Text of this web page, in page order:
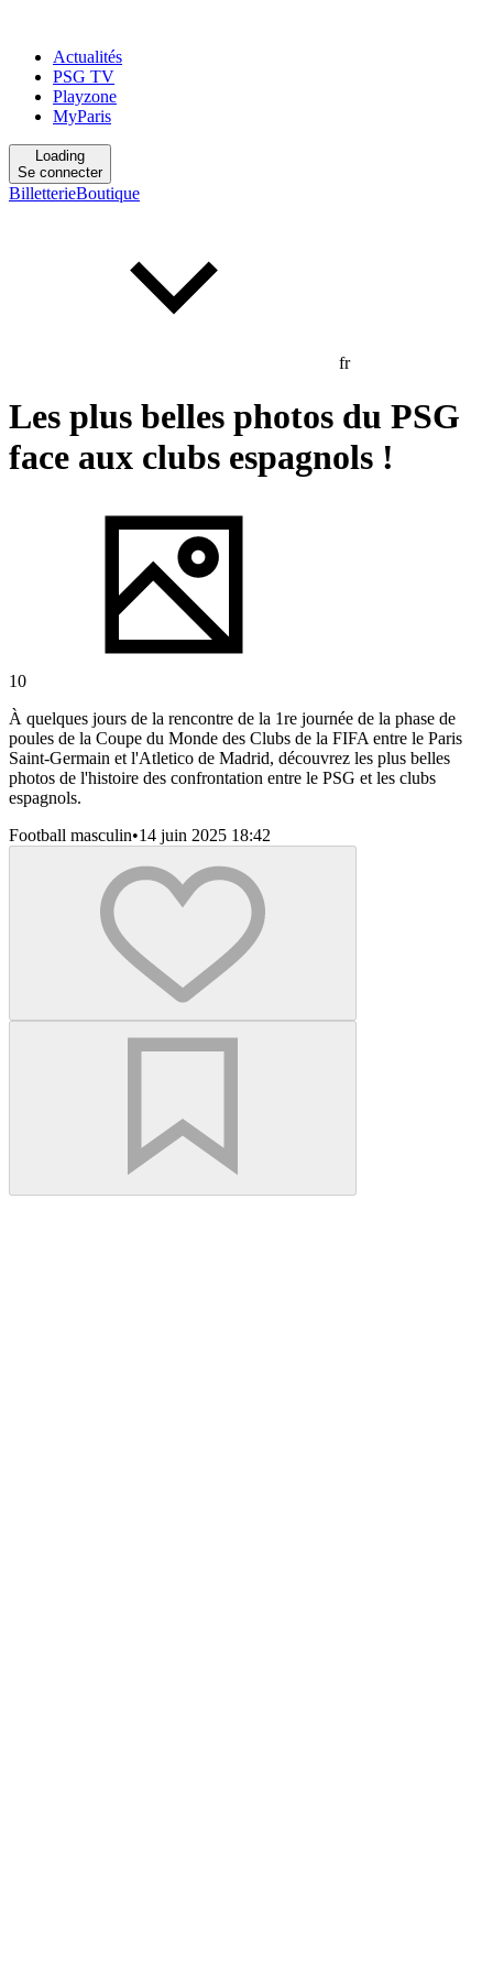
Actualités
PSG TV
Playzone
MyParis
Loading
Se connecter
BilletterieBoutique
fr
Les plus belles photos du PSG
face aux clubs espagnols !
10
À quelques jours de la rencontre de la 1re journée de la phase de
poules de la Coupe du Monde des Clubs de la FIFA entre le Paris
Saint-Germain et l'Atletico de Madrid, découvrez les plus belles
photos de l'histoire des confrontation entre le PSG et les clubs
espagnols.
Football masculin•14 juin 2025 18:42